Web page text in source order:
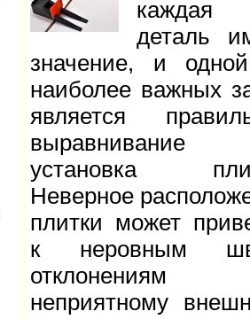
каждая
деталь
значение, и
наиболее важных
является
установка
Неверное
плитки может
к неровным
неприятному